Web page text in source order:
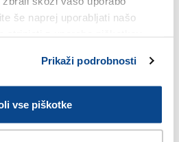
še naprej uporabljati našo
Prikaži podrobnosti
vse piškotke
bo vremenska fronta
predele FJK, nato se bo
tudi drugod. V
vsaj delno razjasnilo po vsej
Za fronto bo zapihala
popoldan bo že več sonca,